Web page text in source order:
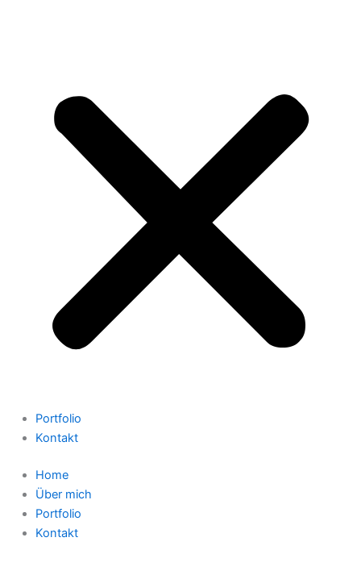
Portfolio
Kontakt
Home
Über mich
Portfolio
Kontakt